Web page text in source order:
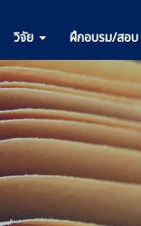
วิจัย ฝึกอบรม/สอบ